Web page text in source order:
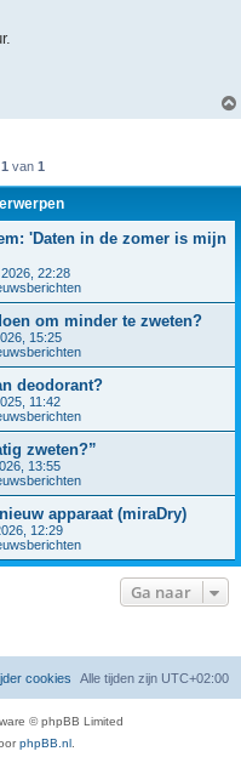
1 van 1
'Daten in de zomer is mijn
22:28
om minder te zweten?
15:25
deodorant?
11:42
zweten?”
13:55
apparaat (miraDry)
12:29
Ga naar
Alle tijden zijn UTC+02:00
cookies
© phpBB Limited
phpBB.nl